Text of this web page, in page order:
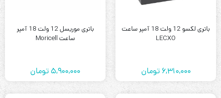
باتری لکسو 12 ولت 18 آمپر ساعت
LECXO
6,310,000 تومان
باتری موریسل 12 ولت 18 آمپر
ساعت Moricell
5,900,000تومان